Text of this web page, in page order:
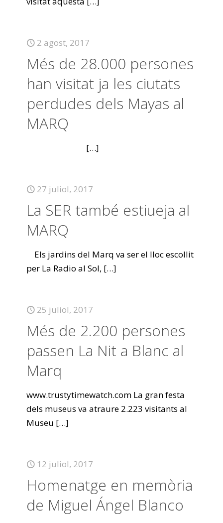
2 agost, 2017
Més de 28.000 persones
han visitat ja les ciutats
perdudes dels Mayas al
MARQ
[…]
27 juliol, 2017
La SER també estiueja al
MARQ
Els jardins del Marq va ser el lloc escollit
per La Radio al Sol, […]
25 juliol, 2017
Més de 2.200 persones
passen La Nit a Blanc al
Marq
www.trustytimewatch.com La gran festa
dels museus va atraure 2.223 visitants al
Museu […]
12 juliol, 2017
Homenatge en memòria
de Miguel Ángel Blanco